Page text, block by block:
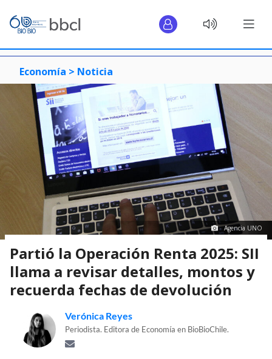
Economía > Noticia
Agencia UNO
Partió la Operación Renta 2025: SII
llama a revisar detalles, montos y
recuerda fechas de devolución
Verónica Reyes
Periodista. Editora de Economía en BioBioChile.